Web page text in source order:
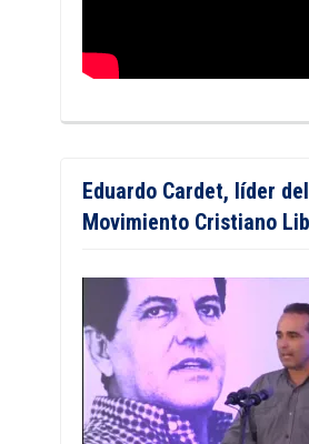
Eduardo Cardet, líder del
Movimiento Cristiano